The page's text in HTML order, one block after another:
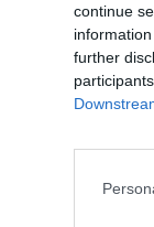
continue
further
Į Klaipėdą iš
Kučinskienė